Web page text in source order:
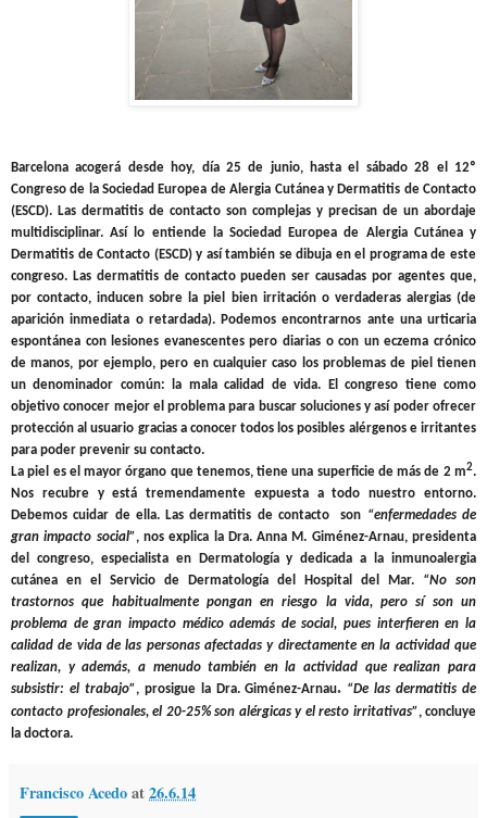
Barcelona acogerá desde hoy, día 25 de junio, hasta el sábado 28 el 12º
Congreso de la Sociedad Europea de Alergia Cutánea y Dermatitis de Contacto
(ESCD). Las dermatitis de contacto son complejas y precisan de un abordaje
multidisciplinar. Así lo entiende la Sociedad Europea de Alergia Cutánea y
Dermatitis de Contacto (ESCD) y así también se dibuja en el programa de este
congreso. Las dermatitis de contacto pueden ser causadas por agentes que,
por contacto, inducen sobre la piel bien irritación o verdaderas alergias (de
aparición inmediata o retardada). Podemos encontrarnos ante una urticaria
espontánea con lesiones evanescentes pero diarias o con un eczema crónico
de manos, por ejemplo, pero en cualquier caso los problemas de piel tienen
un denominador común: la mala calidad de vida. El congreso tiene como
objetivo conocer mejor el problema para buscar soluciones y así poder ofrecer
protección al usuario gracias a conocer todos los posibles alérgenos e irritantes
para poder prevenir su contacto.
La piel es el mayor órgano que tenemos, tiene una superficie de más de 2 m2.
Nos recubre y está tremendamente expuesta a todo nuestro entorno.
Debemos cuidar de ella. Las dermatitis de contacto son “enfermedades de
gran impacto social”, nos explica la Dra. Anna M. Giménez-Arnau, presidenta
del congreso, especialista en Dermatología y dedicada a la inmunoalergia
cutánea en el Servicio de Dermatología del Hospital del Mar. “No son
trastornos que habitualmente pongan en riesgo la vida, pero sí son un
problema de gran impacto médico además de social, pues interfieren en la
calidad de vida de las personas afectadas y directamente en la actividad que
realizan, y además, a menudo también en la actividad que realizan para
subsistir: el trabajo”, prosigue la Dra. Giménez-Arnau. “De las dermatitis de
contacto profesionales, el 20-25% son alérgicas y el resto irritativas”, concluye
la doctora.
Francisco Acedoat26.6.14